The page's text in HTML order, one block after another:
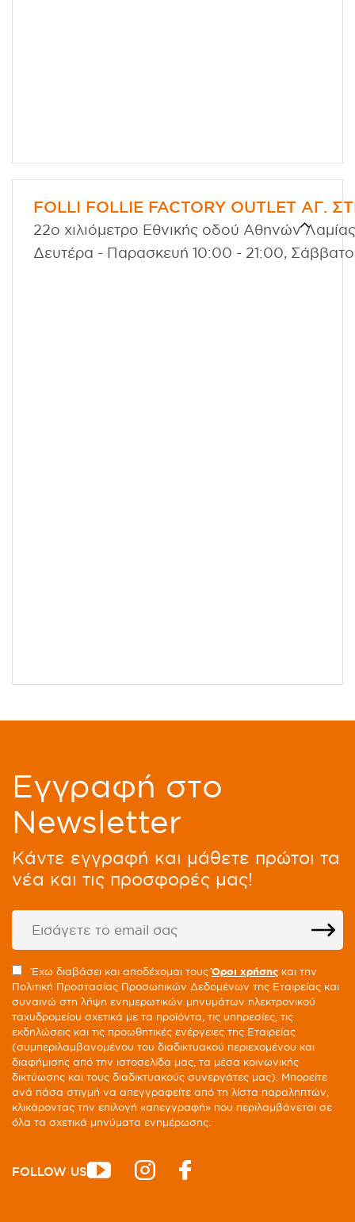
FOLLI FOLLIE FACTORY OUTLET ΑΓ.
22ο χιλιόμετρο Εθνικής οδού Αθηνών
Δευτέρα - Παρασκευή 10:00 - 21:00,
Eγγραφή στο
Newsletter
Kάντε εγγραφή και μάθετε πρώτοι τα
νέα και τις προσφορές μας!
Έχω διαβάσει και αποδέχομαι τουςΌροι χρήσης και την
Πολιτική Προστασίας Προσωπικών Δεδομένων της Εταιρείας και
συναινώ στη λήψη ενημερωτικών μηνυμάτων ηλεκτρονικού
ταχυδρομείου σχετικά με τα προϊόντα, τις υπηρεσίες, τις
εκδηλώσεις και τις προωθητικές ενέργειες της Εταιρείας
(συμπεριλαμβανομένου του διαδικτυακού περιεχομένου και
διαφήμισης από την ιστοσελίδα μας, τα μέσα κοινωνικής
δικτύωσης και τους διαδικτυακούς συνεργάτες μας). Μπορείτε
ανά πάσα στιγμή να απεγγραφείτε από τη λίστα παραληπτών,
κλικάροντας την επιλογή «απεγγραφή» που περιλαμβάνεται σε
όλα τα σχετικά μηνύματα ενημέρωσης.
FOLLOW US